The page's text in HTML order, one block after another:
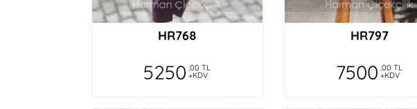
HR768
5250 ,00 TL
+KDV
HR797
7500 ,00 TL
+KDV